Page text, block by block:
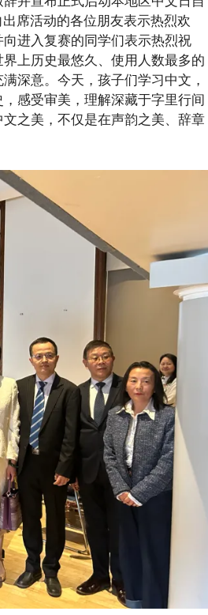
席活动的各位朋友表示热烈欢
进入复赛的同学们表示热烈祝
上历史最悠久、使用人数最多的
深意。今天，孩子们学习中文，
感受审美，理解深藏于字里行间
之美，不仅是在声韵之美、辞章